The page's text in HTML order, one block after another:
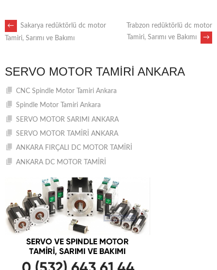
POST
←
Sakarya redüktörlü dc motor
Tamiri, Sarımı ve Bakımı
Trabzon redüktörlü dc motor
Tamiri, Sarımı ve Bakımı
→
SERVO MOTOR TAMIRI ANKARA
CNC Spindle Motor Tamiri Ankara
Spindle Motor Tamiri Ankara
SERVO MOTOR SARIMI ANKARA
SERVO MOTOR TAMİRİ ANKARA
ANKARA FIRÇALI DC MOTOR TAMİRİ
ANKARA DC MOTOR TAMİRİ